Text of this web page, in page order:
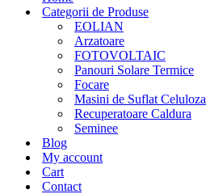
navigare
Categorii de Produse
EOLIAN
Arzatoare
FOTOVOLTAIC
Panouri Solare Termice
Focare
Masini de Suflat Celuloza
Recuperatoare Caldura
Seminee
Blog
My account
Cart
Contact